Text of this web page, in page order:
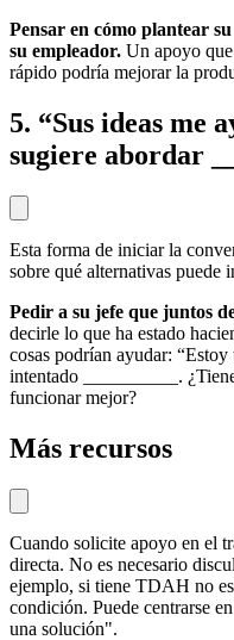
Pensar en cómo plantear
su empleador. Un apoyo
rápido podría mejorar la
5. “Sus ideas me
sugiere abordar
Esta forma de iniciar la
sobre qué alternativas puede
Pedir a su jefe que juntos
decirle lo que ha estado
cosas podrían ayudar:
intentado __________.
funcionar mejor?
Más recursos
Cuando solicite apoyo en el
directa. No es necesario
ejemplo, si tiene TDAH no
condición. Puede centrarse
una solución".